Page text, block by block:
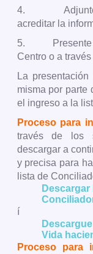
4.
acreditar la
5.
Centro o a
La
misma por parte
el ingreso a la
Proceso para
través de los
descargar a
y precisa para
lista de
í
Vida
Proceso para